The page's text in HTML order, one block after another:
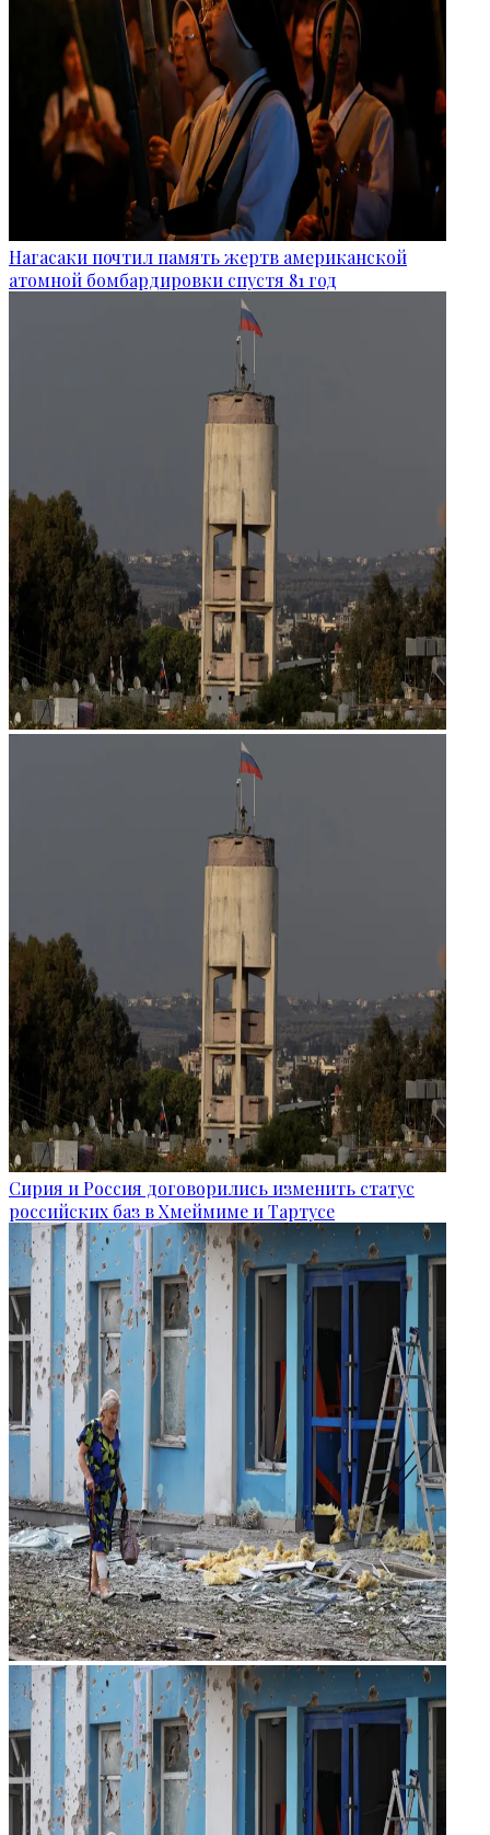
Нагасаки почтил память жертв американской
атомной бомбардировки спустя 81 год
Сирия и Россия договорились изменить статус
российских баз в Хмеймиме и Тартусе